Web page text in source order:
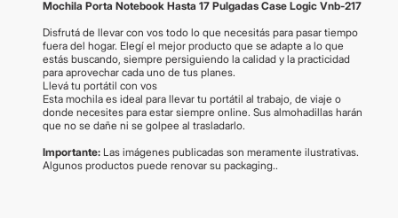
Mochila Porta Notebook Hasta 17 Pulgadas Case Logic Vnb-217
Disfrutá de llevar con vos todo lo que necesitás para pasar tiempo
fuera del hogar. Elegí el mejor producto que se adapte a lo que
estás buscando, siempre persiguiendo la calidad y la practicidad
para aprovechar cada uno de tus planes.
Llevá tu portátil con vos
Esta mochila es ideal para llevar tu portátil al trabajo, de viaje o
donde necesites para estar siempre online. Sus almohadillas harán
que no se dañe ni se golpee al trasladarlo.
Importante:Las imágenes publicadas son meramente ilustrativas.
Algunos productos puede renovar su packaging..